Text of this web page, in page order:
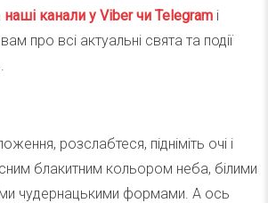
наші канали у Viber чи Telegram і
про всі актуальні свята та події
розслабтеся, підніміть очі і
блакитним кольором неба, білими
чудернацькими формами. А ось